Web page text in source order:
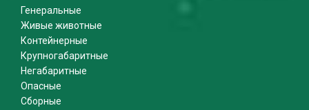
Генеральные
Живые животные
Контейнерные
Крупногабаритные
Негабаритные
Опасные
Сборные